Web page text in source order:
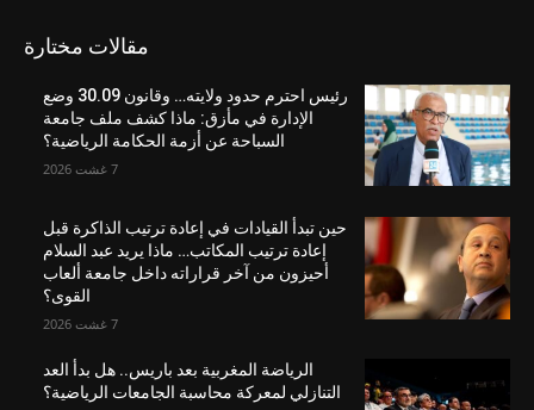
مقالات مختارة
رئيس احترم حدود ولايته… وقانون 30.09 وضع
الإدارة في مأزق: ماذا كشف ملف جامعة
السباحة عن أزمة الحكامة الرياضية؟
7 غشت 2026
حين تبدأ القيادات في إعادة ترتيب الذاكرة قبل
إعادة ترتيب المكاتب… ماذا يريد عبد السلام
أحيزون من آخر قراراته داخل جامعة ألعاب
القوى؟
7 غشت 2026
الرياضة المغربية بعد باريس.. هل بدأ العد
التنازلي لمعركة محاسبة الجامعات الرياضية؟